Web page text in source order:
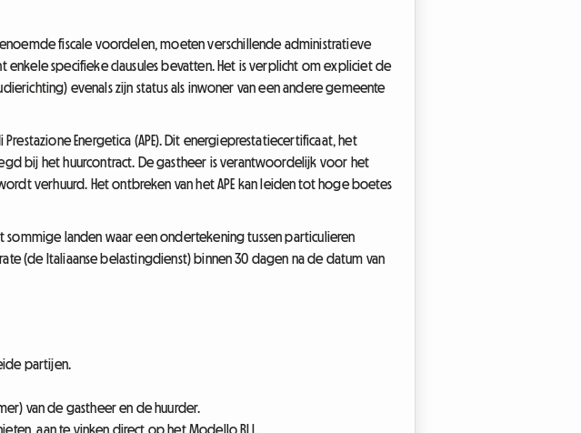
fiscale voordelen, moeten verschillende administratieve
specifieke clausules bevatten. Het is verplicht om expliciet de
evenals zijn status als inwoner van een andere gemeente
Energetica (APE). Dit energieprestatiecertificaat, het
bij het huurcontract. De gastheer is verantwoordelijk voor het
verhuurd. Het ontbreken van het APE kan leiden tot hoge boetes
landen waar een ondertekening tussen particulieren
(de Italiaanse belastingdienst) binnen 30 dagen na de datum van
partijen.
van de gastheer en de huurder.
aan te vinken direct op het Modello RLI.